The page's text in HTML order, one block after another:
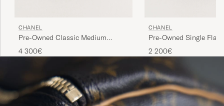
CHANEL
Pre-Owned Classic Medium
Double Flap Bag Lambskin Black
4 300€
CHANEL
Pre-Owned Single Flap
2 200€